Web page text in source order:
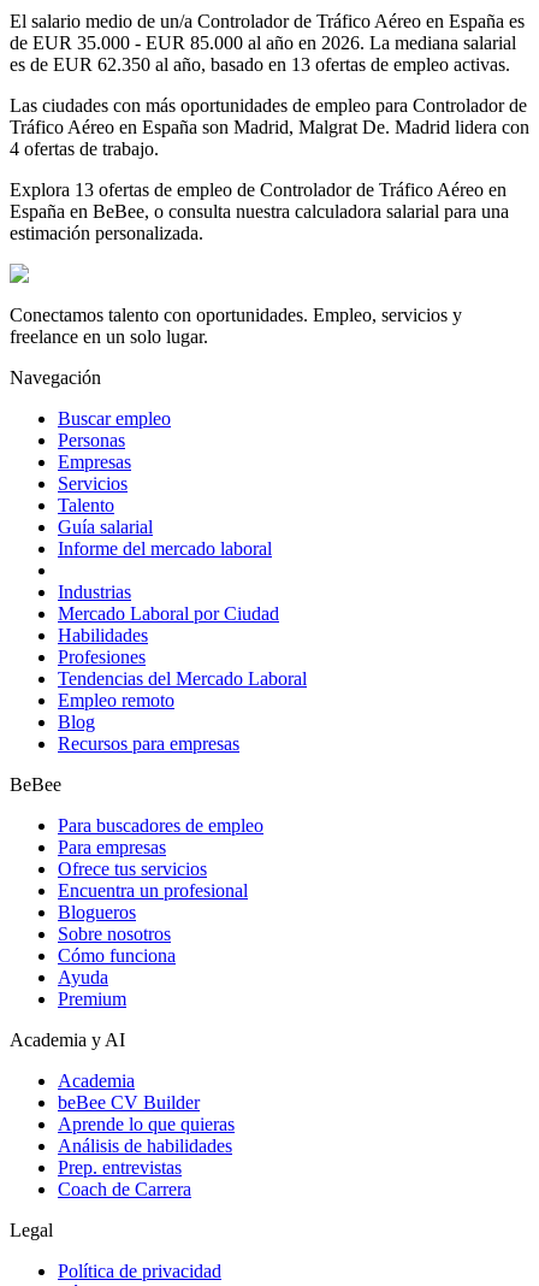
El salario medio de un/a Controlador de Tráfico Aéreo en España es
de EUR 35.000 - EUR 85.000 al año en 2026. La mediana salarial
es de EUR 62.350 al año, basado en 13 ofertas de empleo activas.
Las ciudades con más oportunidades de empleo para Controlador de
Tráfico Aéreo en España son Madrid, Malgrat De. Madrid lidera con
4 ofertas de trabajo.
Explora 13 ofertas de empleo de Controlador de Tráfico Aéreo en
España en BeBee, o consulta nuestra calculadora salarial para una
estimación personalizada.
Conectamos talento con oportunidades. Empleo, servicios y
freelance en un solo lugar.
Navegación
Buscar empleo
Personas
Empresas
Servicios
Talento
Guía salarial
Informe del mercado laboral
Industrias
Mercado Laboral por Ciudad
Habilidades
Profesiones
Tendencias del Mercado Laboral
Empleo remoto
Blog
Recursos para empresas
BeBee
Para buscadores de empleo
Para empresas
Ofrece tus servicios
Encuentra un profesional
Blogueros
Sobre nosotros
Cómo funciona
Ayuda
Premium
Academia y AI
Academia
beBee CV Builder
Aprende lo que quieras
Análisis de habilidades
Prep. entrevistas
Coach de Carrera
Legal
Política de privacidad